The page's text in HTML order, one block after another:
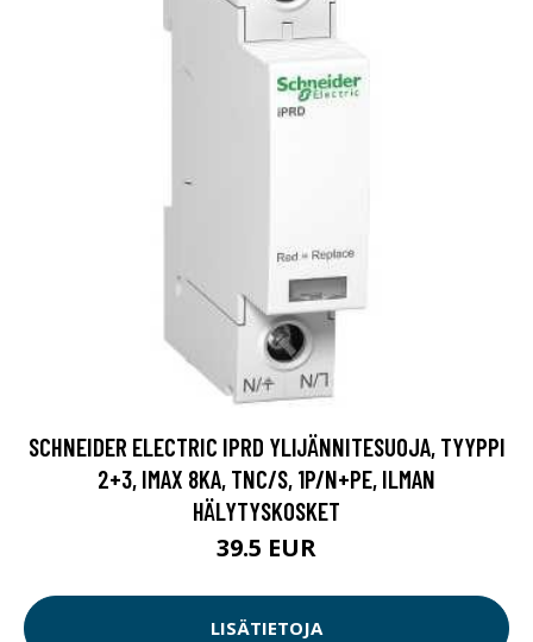
SCHNEIDER ELECTRIC IPRD YLIJÄNNITESUOJA, TYYPPI
2+3, IMAX 8KA, TNC/S, 1P/N+PE, ILMAN
HÄLYTYSKOSKET
39.5 EUR
LISÄTIETOJA